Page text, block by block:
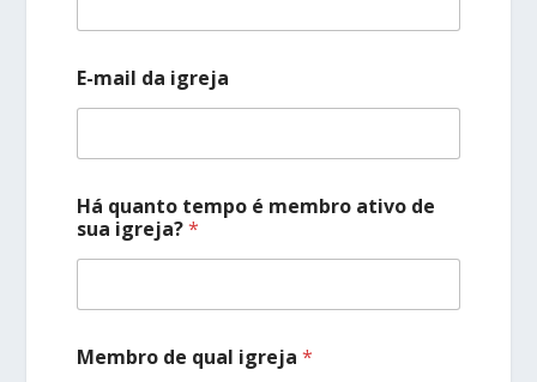
E-mail da igreja
Há quanto tempo é membro ativo de
sua igreja?*
Membro de qual igreja*